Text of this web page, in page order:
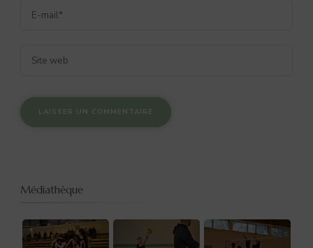
Médiathèque